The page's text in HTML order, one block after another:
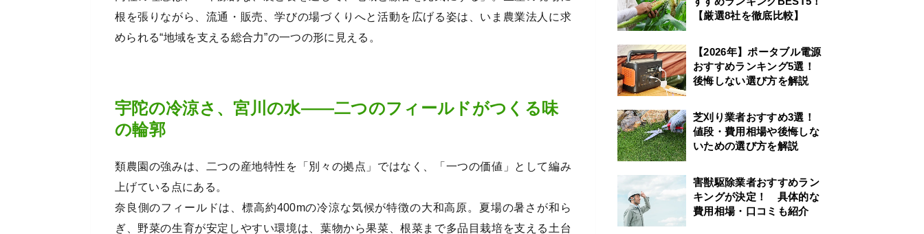
根を張りながら、流通・販売、学びの場づくりへと活動を広げる姿は、いま農業法人に求
められる“地域を支える総合力”の一つの形に見える。
宇陀の冷涼さ、宮川の水——二つのフィールドがつくる味
の輪郭
類農園の強みは、二つの産地特性を「別々の拠点」ではなく、「一つの価値」として編み
上げている点にある。
奈良側のフィールドは、標高約400mの冷涼な気候が特徴の大和高原。夏場の暑さが和ら
ぎ、野菜の生育が安定しやすい環境は、葉物から果菜、根菜まで多品目栽培を支える土台
【厳選8社を徹底比較】
【2026年】ポータブル電源
おすすめランキング5選！
後悔しない選び方を解説
芝刈り業者おすすめ3選！
値段・費用相場や後悔しな
いための選び方を解説
害獣駆除業者おすすめラン
キングが決定！ 具体的な
費用相場・口コミも紹介